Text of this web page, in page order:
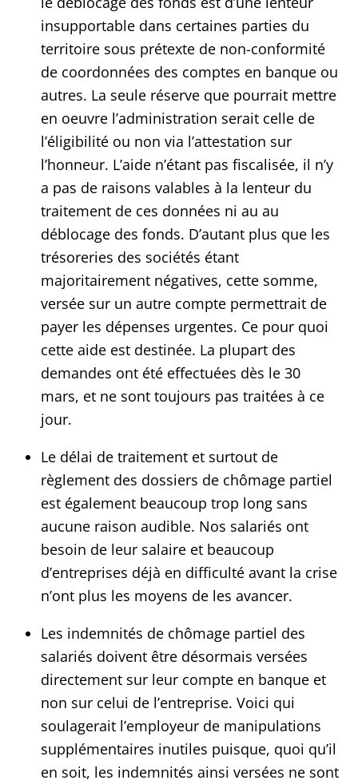
insupportable dans certaines parties du
territoire sous prétexte de non-conformité
de coordonnées des comptes en banque ou
autres. La seule réserve que pourrait mettre
en oeuvre l’administration serait celle de
l’éligibilité ou non via l’attestation sur
l’honneur. L’aide n’étant pas fiscalisée, il n’y
a pas de raisons valables à la lenteur du
traitement de ces données ni au au
déblocage des fonds. D’autant plus que les
trésoreries des sociétés étant
majoritairement négatives, cette somme,
versée sur un autre compte permettrait de
payer les dépenses urgentes. Ce pour quoi
cette aide est destinée. La plupart des
demandes ont été effectuées dès le 30
mars, et ne sont toujours pas traitées à ce
jour.
Le délai de traitement et surtout de
règlement des dossiers de chômage partiel
est également beaucoup trop long sans
aucune raison audible. Nos salariés ont
besoin de leur salaire et beaucoup
d’entreprises déjà en difficulté avant la crise
n’ont plus les moyens de les avancer.
Les indemnités de chômage partiel des
salariés doivent être désormais versées
directement sur leur compte en banque et
non sur celui de l’entreprise. Voici qui
soulagerait l’employeur de manipulations
supplémentaires inutiles puisque, quoi qu’il
en soit, les indemnités ainsi versées ne sont